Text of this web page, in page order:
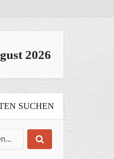
2026
SUCHEN